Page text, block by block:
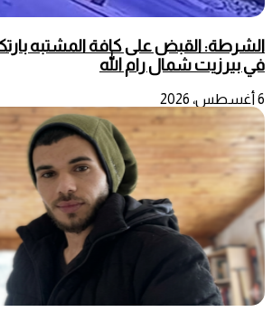
الشرطة: القبض على كافة المشتبه
في بيرزيت شمال رام الله
6 أغسطس، 2026